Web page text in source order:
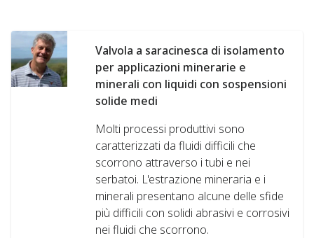
Valvola a saracinesca di isolamento
per applicazioni minerarie e
minerali con liquidi con sospensioni
solide medi
Molti processi produttivi sono
caratterizzati da fluidi difficili che
scorrono attraverso i tubi e nei
serbatoi. L'estrazione mineraria e i
minerali presentano alcune delle sfide
più difficili con solidi abrasivi e corrosivi
nei fluidi che scorrono.